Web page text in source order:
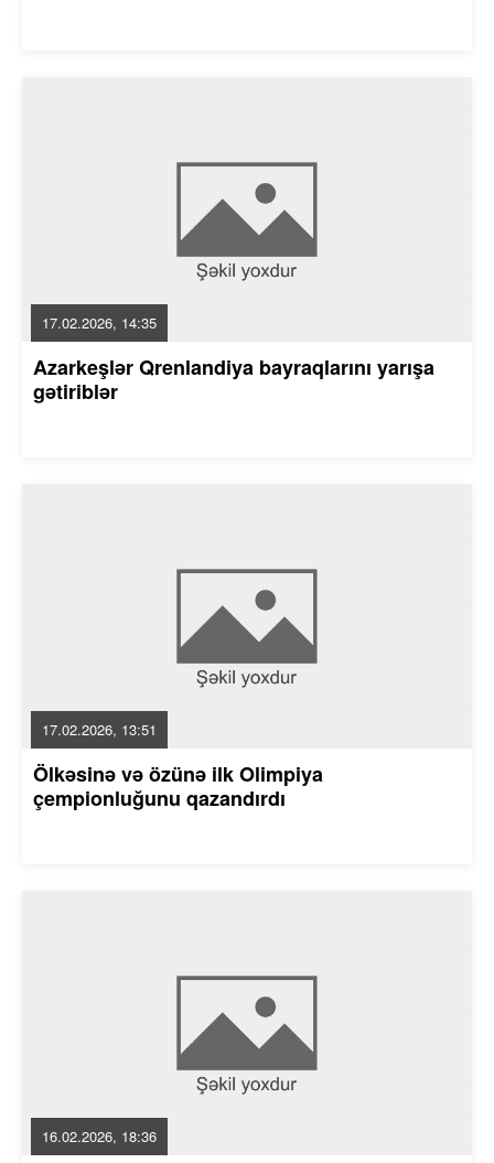
17.02.2026, 14:35
Azarkeşlər Qrenlandiya bayraqlarını yarışa
gətiriblər
17.02.2026, 13:51
Ölkəsinə və özünə ilk Olimpiya
çempionluğunu qazandırdı
16.02.2026, 18:36